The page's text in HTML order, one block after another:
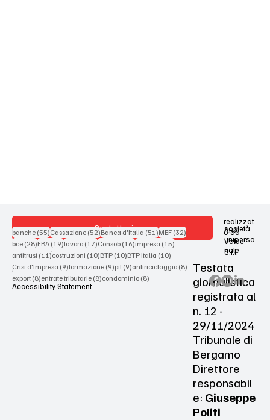
Contattaci
Terms & Conditions
Privacy Policy
Accessibility Statement
realizzat
o da
società
uniperso
nale
ARX
Value
S.r.l.
Testata
giornalistica
registrata al
n. 12 -
29/11/2024
Tribunale di
Bergamo
Direttore
responsabil
e: Giuseppe
Politi
banche (55)55 post
Cassazione (52)52 post
Banca d'Italia (51)51 post
MEF (32)32 post
bce (28)28 post
EBA (19)19 post
lavoro (17)17 post
Consob (16)16 post
impresa (15)15 post
antitrust (11)11 post
costruzioni (10)10 post
BTP (10)10 post
BTP Italia (10)10 post
Crisi d'Impresa (9)9 post
formazione (9)9 post
pil (9)9 post
antiriciclaggio (8)8 post
export (8)8 post
entrate tributarie (8)8 post
condominio (8)8 post